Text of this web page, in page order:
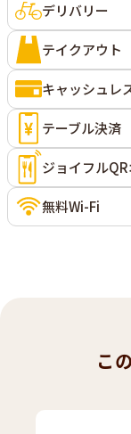
デリバリー
テイクアウト
キャッシュレ
テーブル決済
ジョイフル
無料Wi-Fi
こ